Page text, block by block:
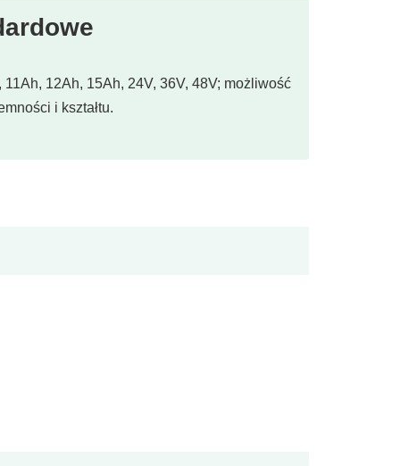
12Ah, 15Ah, 24V, 36V, 48V; możliwość
i kształtu.